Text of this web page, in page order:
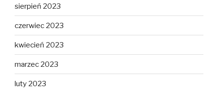
sierpień 2023
czerwiec 2023
kwiecień 2023
marzec 2023
luty 2023